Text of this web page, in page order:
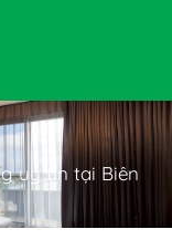
uy tín tại Biên